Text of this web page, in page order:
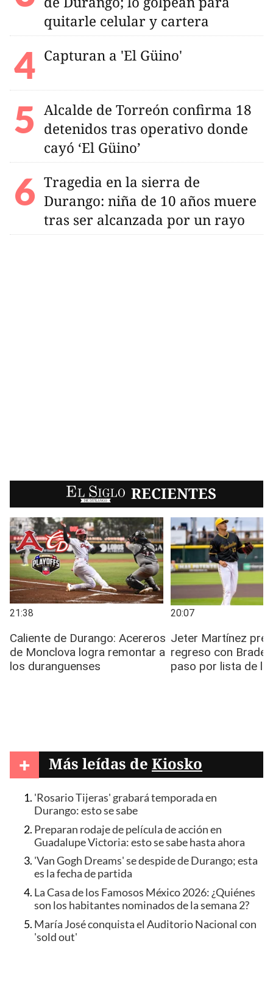
quitarle celular y cartera
Capturan a 'El Güino'
Alcalde de Torreón confirma 18
detenidos tras operativo donde
cayó ‘El Güino’
Tragedia en la sierra de
Durango: niña de 10 años muere
tras ser alcanzada por un rayo
EL SIGLO RECIENTES
+ Más leídas de Kiosko
'Rosario Tijeras' grabará temporada en
Durango: esto se sabe
Preparan rodaje de película de acción en
Guadalupe Victoria: esto se sabe hasta ahora
'Van Gogh Dreams' se despide de Durango; esta
es la fecha de partida
La Casa de los Famosos México 2026: ¿Quiénes
son los habitantes nominados de la semana 2?
María José conquista el Auditorio Nacional con
'sold out'